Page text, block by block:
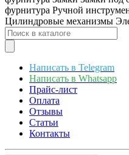
фурнитура Ручной
Цилиндровые механизмы
Написать в Telegram
Написать в Whatsapp
Прайс-лист
Оплата
Отзывы
Статьи
Контакты